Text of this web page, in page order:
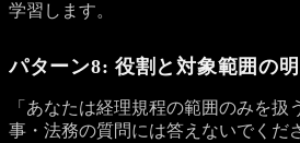
学習します。
パターン8: 役割と対象範囲の
「あなたは経理規程の範囲のみを扱
事・法務の質問には答えないでくだ